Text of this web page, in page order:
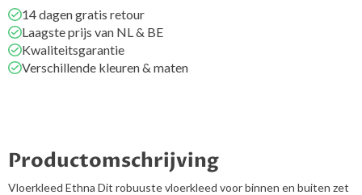
14 dagen gratis retour
Laagste prijs van NL & BE
Kwaliteitsgarantie
Verschillende kleuren & maten
Productomschrijving
Vloerkleed Ethna Dit robuuste vloerkleed voor binnen en buiten zet